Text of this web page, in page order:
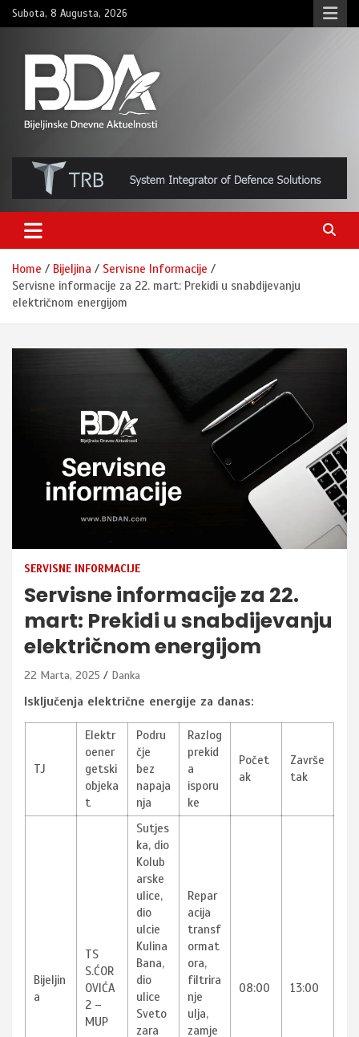
Skip
to
Subota, 8 Augusta, 2026
BNDAN.com
Home Bijeljina
Servisne Informacije
Servisne informacije za 22. mart: Prekidi u snabdijevanju
električnom energijom
SERVISNE INFORMACIJE
Servisne informacije za 22.
mart: Prekidi u snabdijevanju
električnom energijom
22 Marta, 2025 Danka
Isključenja električne energije za danas:
TJ
Elektr
oener
getski
objeka
t
Podru
čje
bez
napaja
nja
Razlog
prekid
a
isporu
ke
Počet
ak
Završe
tak
Bijeljin
a
TS
S.ĆOR
OVIĆA
2 –
MUP
Sutjes
ka, dio
Kolub
arske
ulice,
dio
ulcie
Kulina
Bana,
dio
ulice
Sveto
zara
Repar
acija
transf
ormat
ora,
filtrira
nje
ulja,
zamje
08:00 13:00